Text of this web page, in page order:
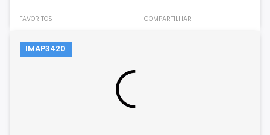
FAVORITOS COMPARTILHAR
IMAP3420